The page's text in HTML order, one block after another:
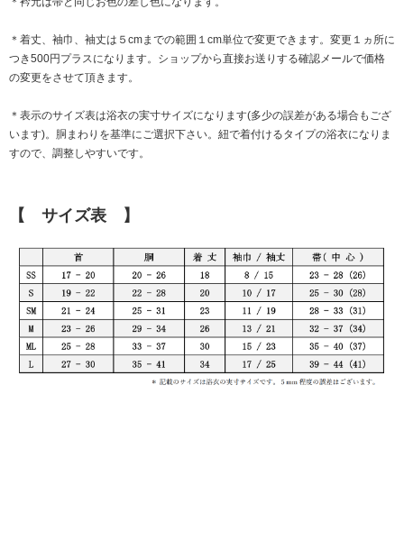
＊着丈、袖巾、袖丈は５cmまでの範囲１cm単位で変更できます。変更１ヵ所に
つき500円プラスになります。ショップから直接お送りする確認メールで価格
の変更をさせて頂きます。
＊表示のサイズ表は浴衣の実寸サイズになります(多少の誤差がある場合もござ
います)。胴まわりを基準にご選択下さい。紐で着付けるタイプの浴衣になりま
すので、調整しやすいです。
【 サイズ表 】